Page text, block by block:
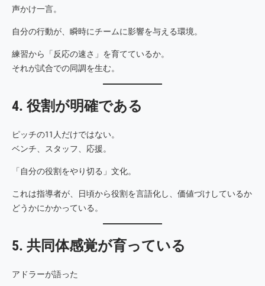
声かけ一言。
自分の行動が、瞬時にチームに影響を与える環境。
練習から「反応の速さ」を育てているか。
それが試合での同調を生む。
4. 役割が明確である
ピッチの11人だけではない。
ベンチ、スタッフ、応援。
「自分の役割をやり切る」文化。
これは指導者が、日頃から役割を言語化し、価値づけしているか
どうかにかかっている。
5. 共同体感覚が育っている
アドラーが語った